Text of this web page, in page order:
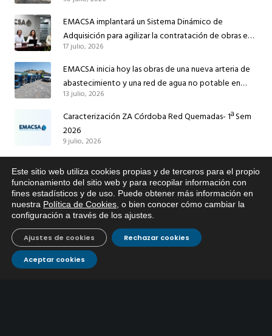
EMACSA implantará un Sistema Dinámico de
Adquisición para agilizar la contratación de obras en
sus redes e instalaciones
17 julio, 2026
EMACSA inicia hoy las obras de una nueva arteria de
abastecimiento y una red de agua no potable en
Ingeniero Ruiz de Azúa
13 julio, 2026
Caracterización ZA Córdoba Red Quemadas- 1ª Sem
2026
9 julio, 2026
Sem 2026
9 julio, 2026
Caracterización ZA Medina Azahara-1º Sem 2026
9 julio, 2026
Este sitio web utiliza cookies propias y de terceros para el propio
funcionamiento del sitio web y para recopilar información con
fines estadísticos y de uso. Puede obtener más información en
nuestra Política de Cookies , o bien conocer cómo cambiar la
configuración a través de los ajustes
Aceptar cookies
Rechazar cookies
Ajustes de cookies
Si tiene cualquier duda sobre
EMACSA, haga click abajo.